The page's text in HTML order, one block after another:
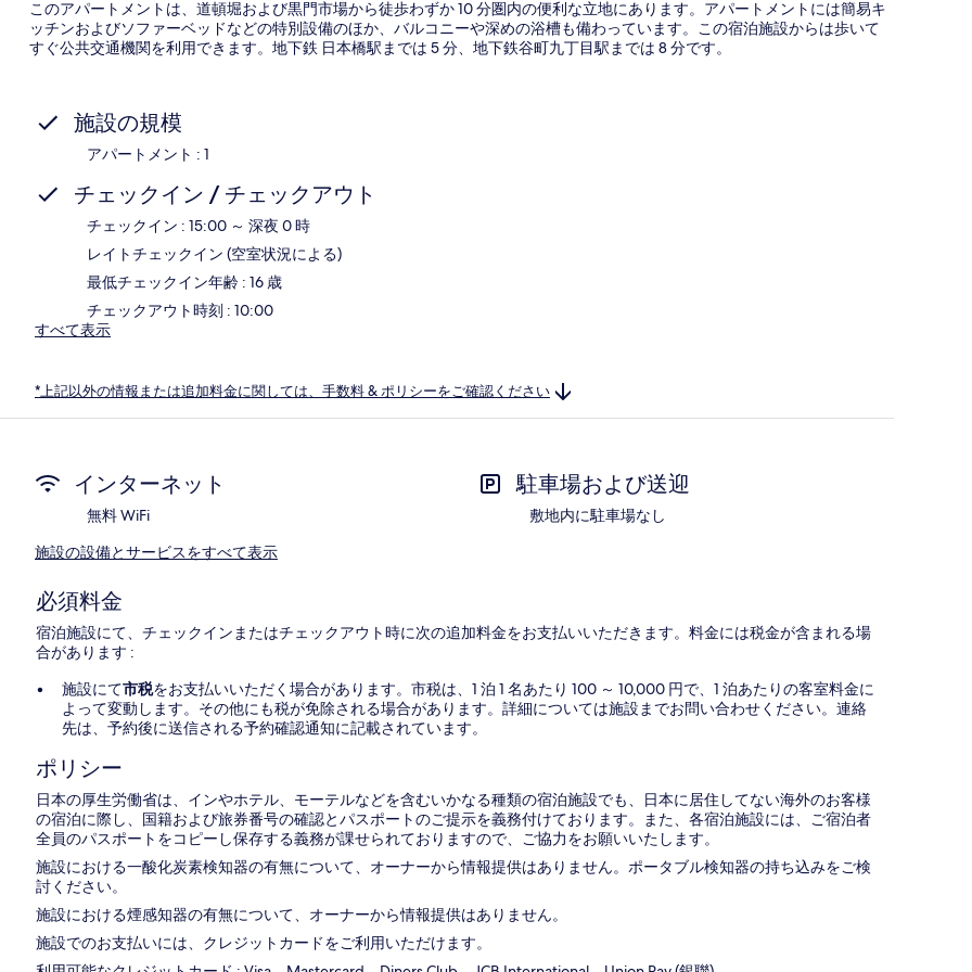
このアパートメントは、道頓堀および黒門市場から徒歩わずか 10 分圏内の便利な立地にあります。アパートメントには簡易キ
ッチンおよびソファーベッドなどの特別設備のほか、バルコニーや深めの浴槽も備わっています。この宿泊施設からは歩いて
すぐ公共交通機関を利用できます。地下鉄 日本橋駅までは 5 分、地下鉄谷町九丁目駅までは 8 分です。
施設の規模
アパートメント : 1
チェックイン / チェックアウト
チェックイン : 15:00 ～ 深夜 0 時
レイトチェックイン (空室状況による)
最低チェックイン年齢 : 16 歳
チェックアウト時刻 : 10:00
すべて表示
*上記以外の情報または追加料金に関しては、手数料 & ポリシーをご確認ください
インターネット
無料 WiFi
駐車場および送迎
敷地内に駐車場なし
施設の設備とサービスをすべて表示
必須料金
宿泊施設にて、チェックインまたはチェックアウト時に次の追加料金をお支払いいただきます。料金には税金が含まれる場
合があります :
施設にて市税をお支払いいただく場合があります。市税は、1 泊 1 名あたり 100 ～ 10,000 円で、1 泊あたりの客室料金に
よって変動します。その他にも税が免除される場合があります。詳細については施設までお問い合わせください。連絡
先は、予約後に送信される予約確認通知に記載されています。
ポリシー
日本の厚生労働省は、インやホテル、モーテルなどを含むいかなる種類の宿泊施設でも、日本に​居住してない海外のお客様
の宿泊に際し、国籍および旅券番号の確認とパスポートのご提示を義務付け​ております。また、各宿泊施設には、ご宿泊者
全員のパスポートをコピーし保存する義務が課せられておりますの​で、ご協力をお願いいたします。
施設における一酸化炭素検知器の有無について、オーナーから情報提供はありません。ポータブル検知器の持ち込みをご検
討ください。
施設における煙感知器の有無について、オーナーから情報提供はありません。
施設でのお支払いには、クレジットカードをご利用いただけます。